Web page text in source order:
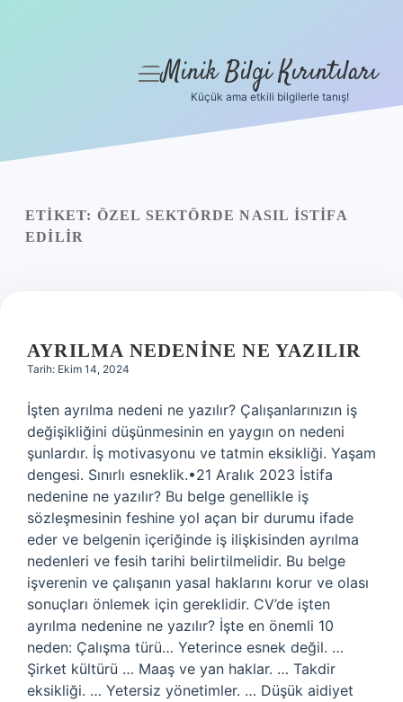
Yasal Uyarı
menüyü
Minik Bilgi Kırıntıları
Küçük ama etkili bilgilerle tanış!
ETIKET: ÖZEL SEKTÖRDE NASIL ISTIFA
EDILIR
AYRILMA NEDENINE NE YAZILIR
Tarih: Ekim 14, 2024
İşten ayrılma nedeni ne yazılır? Çalışanlarınızın iş
değişikliğini düşünmesinin en yaygın on nedeni
şunlardır. İş motivasyonu ve tatmin eksikliği. Yaşam
dengesi. Sınırlı esneklik.•21 Aralık 2023 İstifa
nedenine ne yazılır? Bu belge genellikle iş
sözleşmesinin feshine yol açan bir durumu ifade
eder ve belgenin içeriğinde iş ilişkisinden ayrılma
nedenleri ve fesih tarihi belirtilmelidir. Bu belge
işverenin ve çalışanın yasal haklarını korur ve olası
sonuçları önlemek için gereklidir. CV’de işten
ayrılma nedenine ne yazılır? İşte en önemli 10
neden: Çalışma türü… Yeterince esnek değil. …
Şirket kültürü … Maaş ve yan haklar. … Takdir
eksikliği. … Yetersiz yönetimler. … Düşük aidiyet